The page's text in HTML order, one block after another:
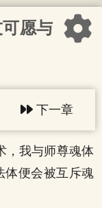
愿与
下一章
，我与师尊魂体
体便会被互斥魂